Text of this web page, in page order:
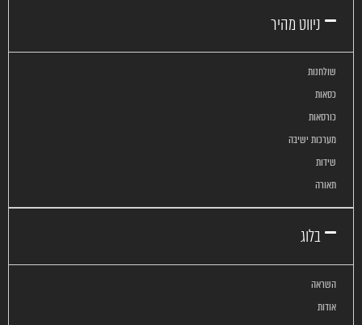
ניווט מהיר
שולחנות
כסאות
כורסאות
מערכות ישיבה
שידות
תאורה
בלוג
השראה
אודות